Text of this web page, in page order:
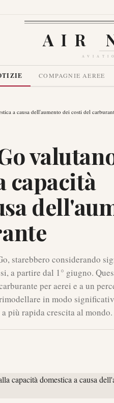
AIR
COMPAGNIE AEREE
a causa dell'aumento dei costi del
capacità
starebbero considerando
a partire dal 1° giugno.
per aerei e a un
in modo
più rapida crescita al mondo.